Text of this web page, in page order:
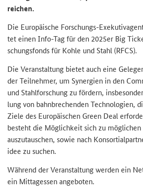
rei­chen.
Die Eu­ro­päi­sche Forschungs-​
tet einen Info-​Tag für den 2025er Big
schungs­fonds für Kohle und Stahl (RFCS).
Die Ver­an­stal­tung bie­tet auch eine
der Teil­neh­mer, um Syn­er­gien in den
und Stahl­for­schung zu för­dern,
lung von bahn­bre­chen­den Tech­no­lo­gien,
Ziele des Eu­ro­päi­schen Green Deal
be­steht die Mög­lich­keit sich zu mög­li­chen
aus­zu­tau­schen, sowie nach
idee zu su­chen.
Wäh­rend der Ver­an­stal­tung wer­den ein
ein Mit­tag­essen an­ge­bo­ten.